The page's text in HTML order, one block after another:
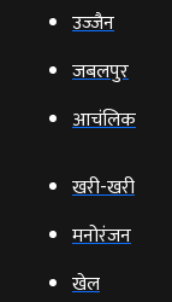
उज्‍जैन
जबलपुर
आचंलिक
खरी-खरी
मनोरंजन
खेल